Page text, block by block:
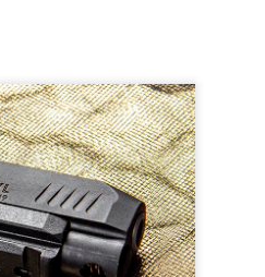
e de incentivar parcerias de
mobilização suecas.
do Diálogo Político-Militar
como da continuidade dos
é mencionado o grupo
da Defesa da Suécia,
dois países em novembro de